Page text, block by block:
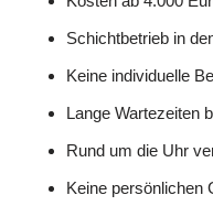
Schichtbetrieb in
Keine individuelle
Lange Wartezeiten
Rund um die Uhr
Keine persönlichen